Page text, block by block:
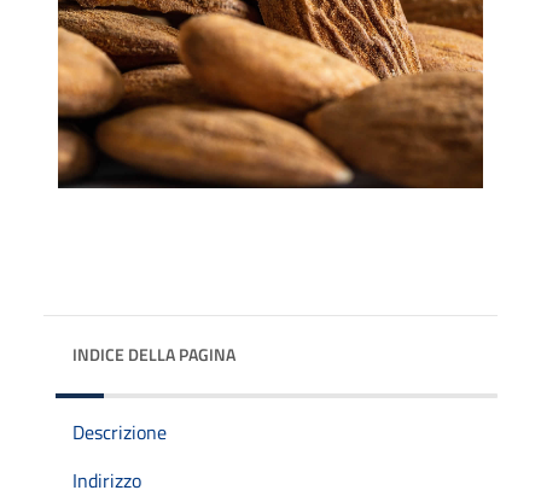
INDICE DELLA PAGINA
Descrizione
Indirizzo